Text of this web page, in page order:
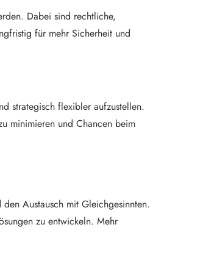
Dabei sind rechtliche,
für mehr Sicherheit und
strategisch flexibler aufzustellen.
minimieren und Chancen beim
Austausch mit Gleichgesinnten.
zu entwickeln. Mehr